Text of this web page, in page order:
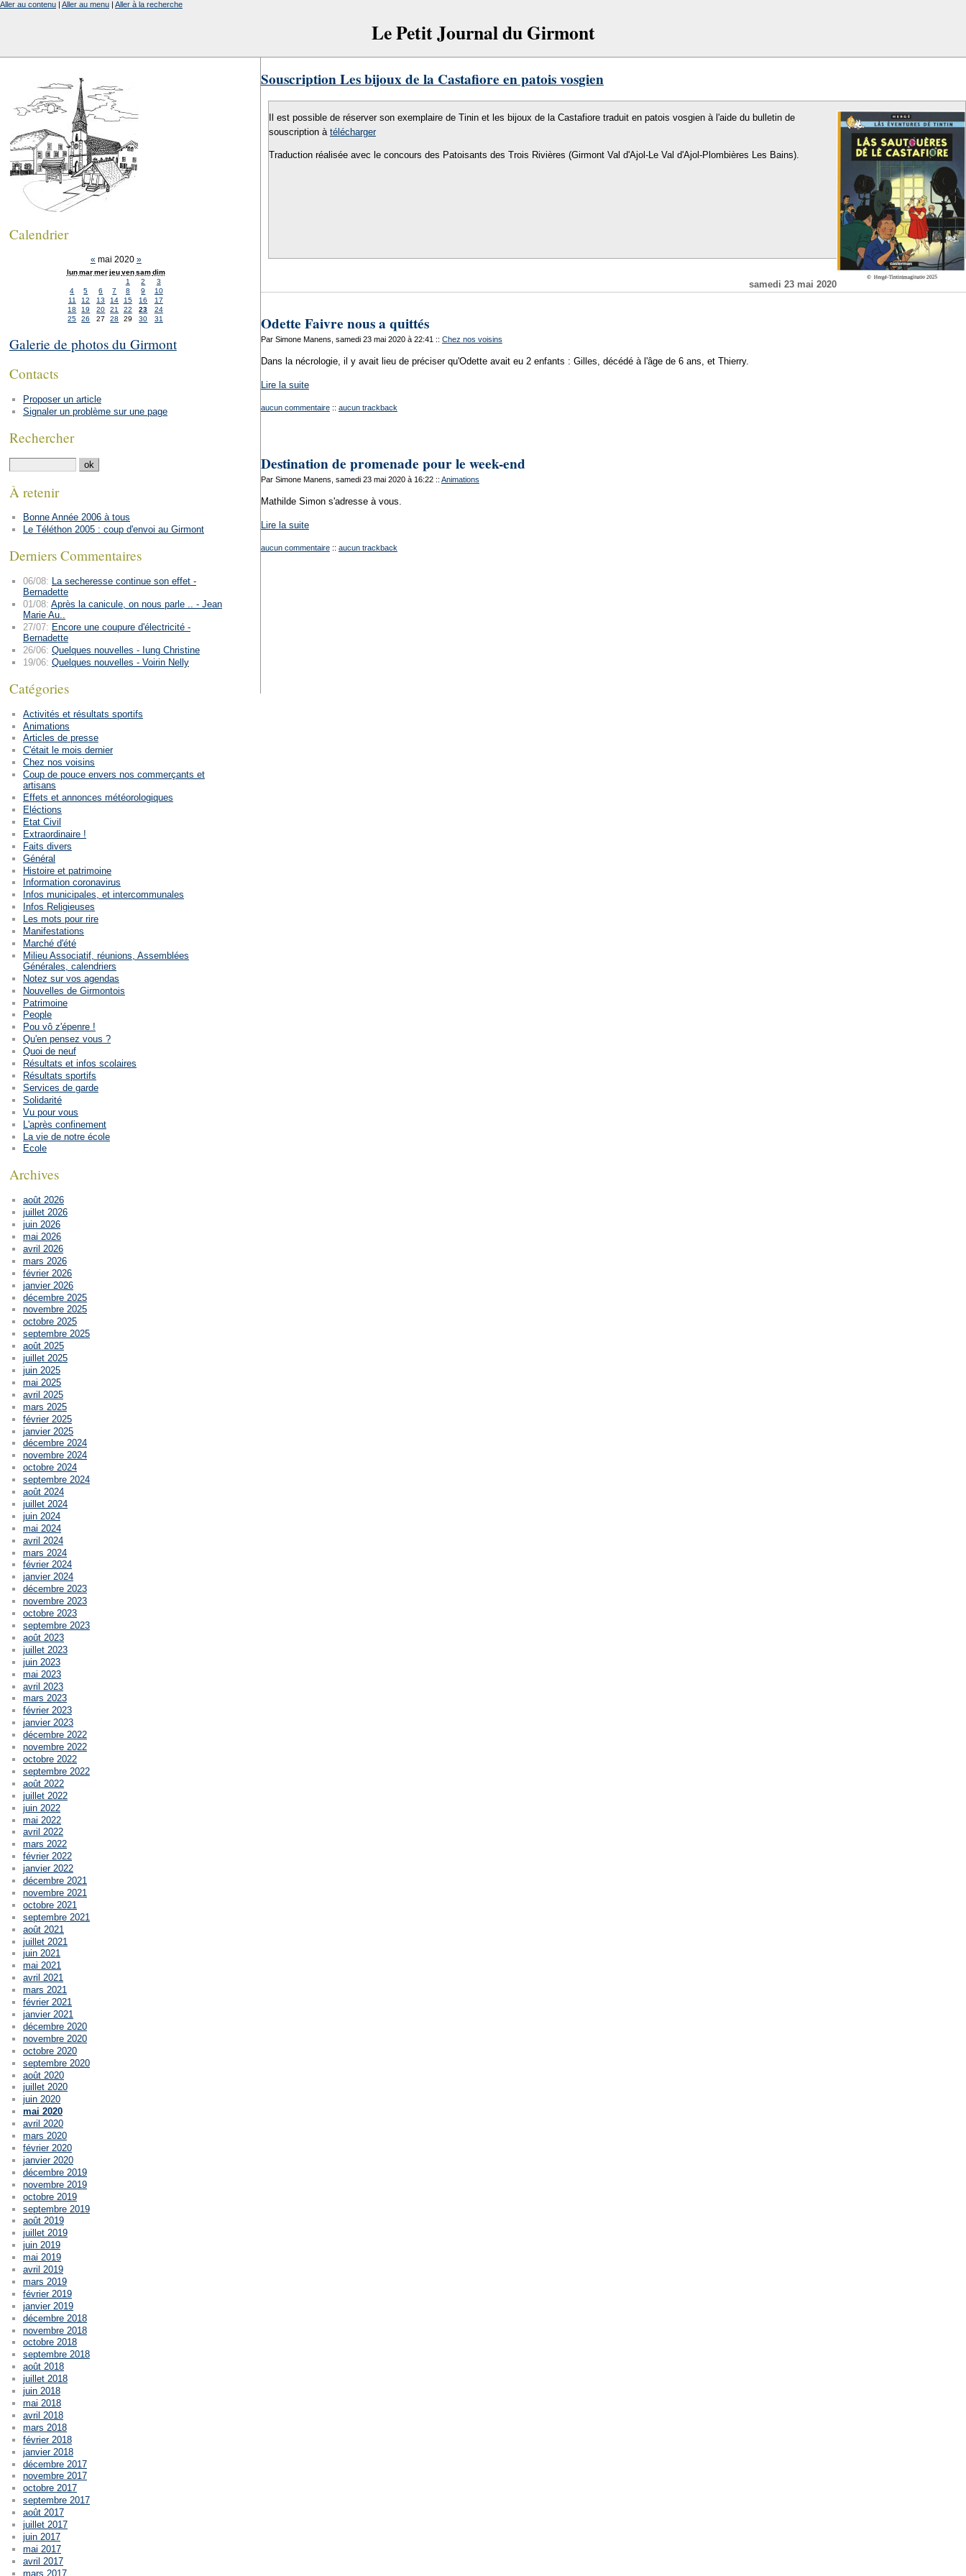
Le Petit Journal du Girmont
Aller au contenu | Aller au menu | Aller à la recherche
Souscription Les bijoux de la Castafiore en patois vosgien
Il est possible de réserver son exemplaire de Tinin et les bijoux de la Castafiore traduit en patois vosgien à l'aide du bulletin de
souscription à télécharger
Traduction réalisée avec le concours des Patoisants des Trois Rivières (Girmont Val d'Ajol-Le Val d'Ajol-Plombières Les Bains).
samedi 23 mai 2020
Odette Faivre nous a quittés
Par Simone Manens, samedi 23 mai 2020 à 22:41 :: Chez nos voisins
Dans la nécrologie, il y avait lieu de préciser qu'Odette avait eu 2 enfants : Gilles, décédé à l'âge de 6 ans, et Thierry.
Lire la suite
aucun commentaire :: aucun trackback
Destination de promenade pour le week-end
Par Simone Manens, samedi 23 mai 2020 à 16:22 :: Animations
Mathilde Simon s'adresse à vous.
Lire la suite
aucun commentaire :: aucun trackback
Calendrier
« mai 2020 »
lun mar mer jeu ven sam dim
1
2
3
4
5 6 7 8 9
10
11
12 13 14 15 16
17
18
19 20 21 22 23
24
25
26 27 28 29 30 31
Galerie de photos du Girmont
Contacts
Proposer un article
Signaler un problème sur une page
Rechercher
À retenir
Bonne Année 2006 à tous
Le Téléthon 2005 : coup d'envoi au Girmont
Derniers Commentaires
06/08: La secheresse continue son effet -
Bernadette
01/08: Après la canicule, on nous parle .. - Jean
Marie Au..
27/07: Encore une coupure d'électricité -
Bernadette
26/06: Quelques nouvelles - Iung Christine
19/06: Quelques nouvelles - Voirin Nelly
Catégories
Activités et résultats sportifs
Animations
Articles de presse
C'était le mois dernier
Chez nos voisins
Coup de pouce envers nos commerçants et
artisans
Effets et annonces météorologiques
Eléctions
Etat Civil
Extraordinaire !
Faits divers
Général
Histoire et patrimoine
Information coronavirus
Infos municipales, et intercommunales
Infos Religieuses
Les mots pour rire
Manifestations
Marché d'été
Milieu Associatif, réunions, Assemblées
Générales, calendriers
Notez sur vos agendas
Nouvelles de Girmontois
Patrimoine
People
Pou vô z'épenre !
Qu'en pensez vous ?
Quoi de neuf
Résultats et infos scolaires
Résultats sportifs
Services de garde
Solidarité
Vu pour vous
L'après confinement
La vie de notre école
Ecole
Archives
août 2026
juillet 2026
juin 2026
mai 2026
avril 2026
mars 2026
février 2026
janvier 2026
décembre 2025
novembre 2025
octobre 2025
septembre 2025
août 2025
juillet 2025
juin 2025
mai 2025
avril 2025
mars 2025
février 2025
janvier 2025
décembre 2024
novembre 2024
octobre 2024
septembre 2024
août 2024
juillet 2024
juin 2024
mai 2024
avril 2024
mars 2024
février 2024
janvier 2024
décembre 2023
novembre 2023
octobre 2023
septembre 2023
août 2023
juillet 2023
juin 2023
mai 2023
avril 2023
mars 2023
février 2023
janvier 2023
décembre 2022
novembre 2022
octobre 2022
septembre 2022
août 2022
juillet 2022
juin 2022
mai 2022
avril 2022
mars 2022
février 2022
janvier 2022
décembre 2021
novembre 2021
octobre 2021
septembre 2021
août 2021
juillet 2021
juin 2021
mai 2021
avril 2021
mars 2021
février 2021
janvier 2021
décembre 2020
novembre 2020
octobre 2020
septembre 2020
août 2020
juillet 2020
juin 2020
mai 2020
avril 2020
mars 2020
février 2020
janvier 2020
décembre 2019
novembre 2019
octobre 2019
septembre 2019
août 2019
juillet 2019
juin 2019
mai 2019
avril 2019
mars 2019
février 2019
janvier 2019
décembre 2018
novembre 2018
octobre 2018
septembre 2018
août 2018
juillet 2018
juin 2018
mai 2018
avril 2018
mars 2018
février 2018
janvier 2018
décembre 2017
novembre 2017
octobre 2017
septembre 2017
août 2017
juillet 2017
juin 2017
mai 2017
avril 2017
mars 2017